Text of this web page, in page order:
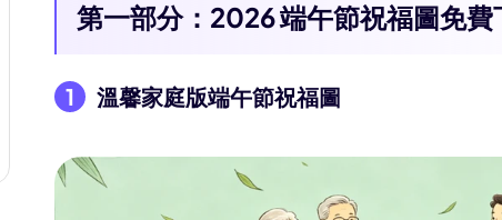
第一部分：2026 端午節祝福圖免費
1 溫馨家庭版端午節祝福圖